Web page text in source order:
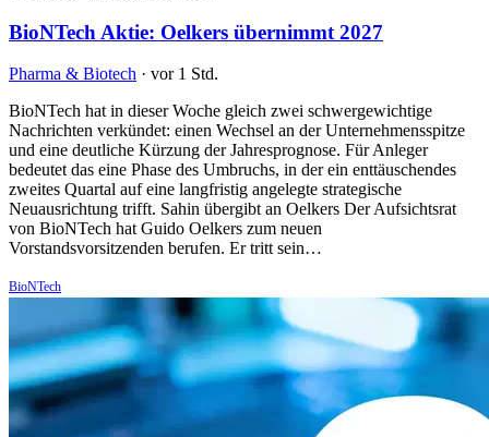
BioNTech Aktie: Oelkers übernimmt 2027
Pharma & Biotech · vor 1 Std.
BioNTech hat in dieser Woche gleich zwei schwergewichtige
Nachrichten verkündet: einen Wechsel an der Unternehmensspitze
und eine deutliche Kürzung der Jahresprognose. Für Anleger
bedeutet das eine Phase des Umbruchs, in der ein enttäuschendes
zweites Quartal auf eine langfristig angelegte strategische
Neuausrichtung trifft. Sahin übergibt an Oelkers Der Aufsichtsrat
von BioNTech hat Guido Oelkers zum neuen
Vorstandsvorsitzenden berufen. Er tritt sein…
BioNTech